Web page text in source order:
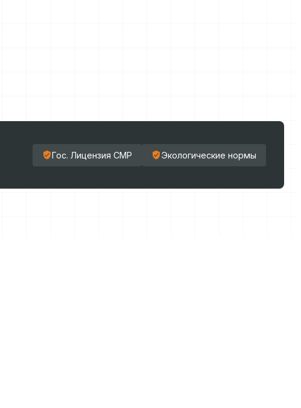
Гос. Лицензия СМР Экологические нормы